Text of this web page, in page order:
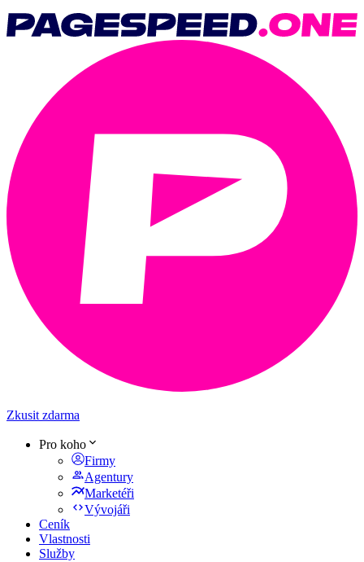
Zkusit zdarma
Pro koho
Firmy
Agentury
Marketéři
Vývojáři
Ceník
Vlastnosti
Služby